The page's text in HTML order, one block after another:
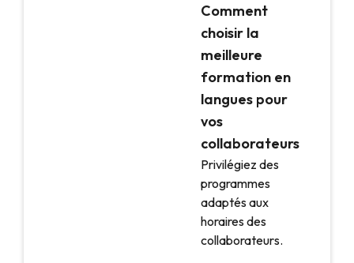
Comment
choisir la
meilleure
formation en
langues pour
vos
collaborateurs
Privilégiez des
programmes
adaptés aux
horaires des
collaborateurs.